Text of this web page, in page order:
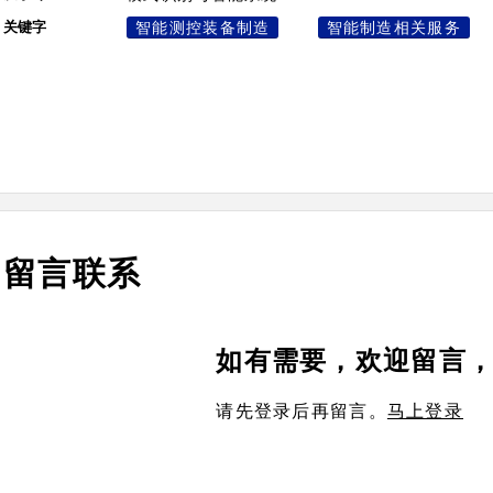
关键字 智能测控装备制造 智能制造相关服务
留言联系
如有需要，欢迎留言
请先登录后再留言。 马上登录